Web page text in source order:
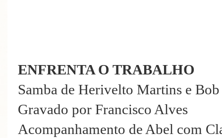
ENFRENTA O TRABALHO
Samba de Herivelto Martins e
Gravado por Francisco Alves
Acompanhamento de Abel com